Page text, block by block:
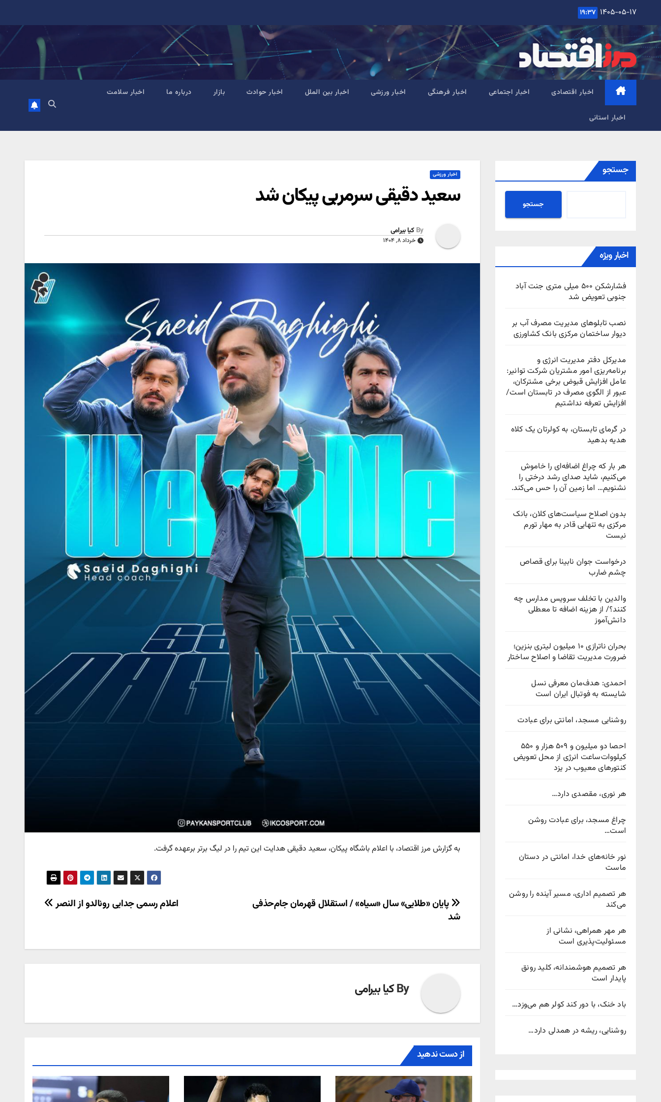
content
۱۴۰۵-۰۵-۱۷ ۱۹:۳۷
اخبار اقتصادی اخبار اجتماعی اخبار فرهنگی اخبار ورزشی اخبار بین الملل اخبار حوادث بازار درباره ما اخبار سلامت
اخبار استانی
جستجو
جستجو
اخبار ویژه
فشارشکن ۵۰۰ میلی متری جنت آباد
جنوبی تعویض شد
نصب تابلوهای مدیریت مصرف آب بر
دیوار ساختمان مرکزی بانک کشاورزی
مدیرکل دفتر مدیریت انرژی و
برنامه‌ریزی امور مشتریان شرکت توانیر:
عامل افزایش قبوض برخی مشترکان،
عبور از الگوی مصرف در تابستان است/
افزایش تعرفه نداشتیم
در گرمای تابستان، به کولرتان یک کلاه
هدیه بدهید
هر بار که چراغ اضافه‌ای را خاموش
می‌کنیم، شاید صدای رشد درختی را
نشنویم… اما زمین آن را حس می‌کند.
بدون اصلاح سیاست‌های کلان، بانک
مرکزی به تنهایی قادر به مهار تورم
نیست
درخواست جوان نابینا برای قصاص
چشم ضارب
والدین با تخلف سرویس مدارس چه
کنند؟/ از هزینه اضافه تا معطلی
دانش‌آموز
بحران ناترازی ۱۰ میلیون لیتری بنزین؛
ضرورت مدیریت تقاضا و اصلاح ساختار
احمدی: هدف‌مان معرفی نسل
شایسته به فوتبال ایران است
روشنایی مسجد، امانتی برای عبادت
احصا دو میلیون و ۵۰۹ هزار و ۵۵۰
کیلووات‌ساعت انرژی از محل تعویض
کنتورهای معیوب در یزد
هر نوری، مقصدی دارد…
چراغ مسجد، برای عبادت روشن
است…
نور خانه‌های خدا، امانتی در دستان
ماست
هر تصمیم اداری، مسیر آینده را روشن
می‌کند
هر مهر همراهی، نشانی از
مسئولیت‌پذیری است
هر تصمیم هوشمندانه، کلید رونق
پایدار است
باد خنک، با دور کند کولر هم می‌وزد…
روشنایی، ریشه در همدلی دارد…
اخبار ورزشی
سعید دقیقی سرمربی پیکان شد
By کیا بیرامی
خرداد ۸, ۱۴۰۴
به گزارش مرز اقتصاد، با اعلام باشگاه پیکان، سعید دقیقی هدایت این تیم را در لیگ برتر برعهده گرفت.
راهبری
نوشته
اعلام رسمی جدایی رونالدو از النصر
پایان «طلایی» سال «سیاه» / استقلال قهرمان جام‌حذفی
شد
Byکیا بیرامی
از دست ندهید